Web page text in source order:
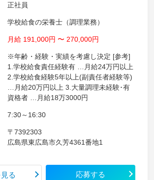
正社員
学校給食の栄養士（調理業務）
月給 191,000円 〜 270,000円
※年齢・経験・実績を考慮し決定 [参考]
1.学校給食責任経験有 …月給24万円以上
2.学校給食経験5年以上(副責任者経験等)
…月給20万円以上 3.大量調理未経験･有
資格者 …月給18万3000円
7:30～16:30
〒7392303
広島県東広島市久芳4361番地1
る 応募する